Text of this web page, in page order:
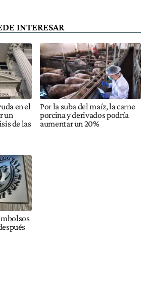
INTERESAR
en el
un
de las
Por la suba del maíz, la carne
porcina y derivados podría
aumentar un 20%